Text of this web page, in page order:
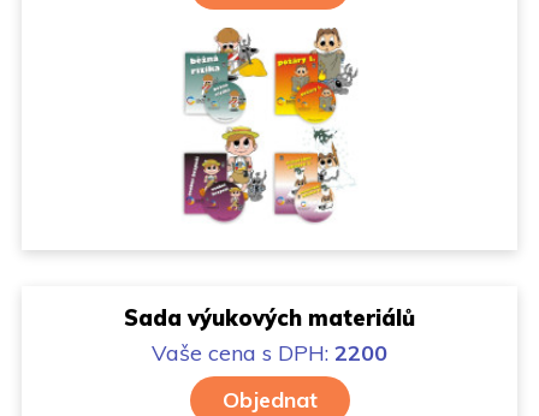
Sada výukových materiálů
Vaše cena s DPH: 2200
Objednat